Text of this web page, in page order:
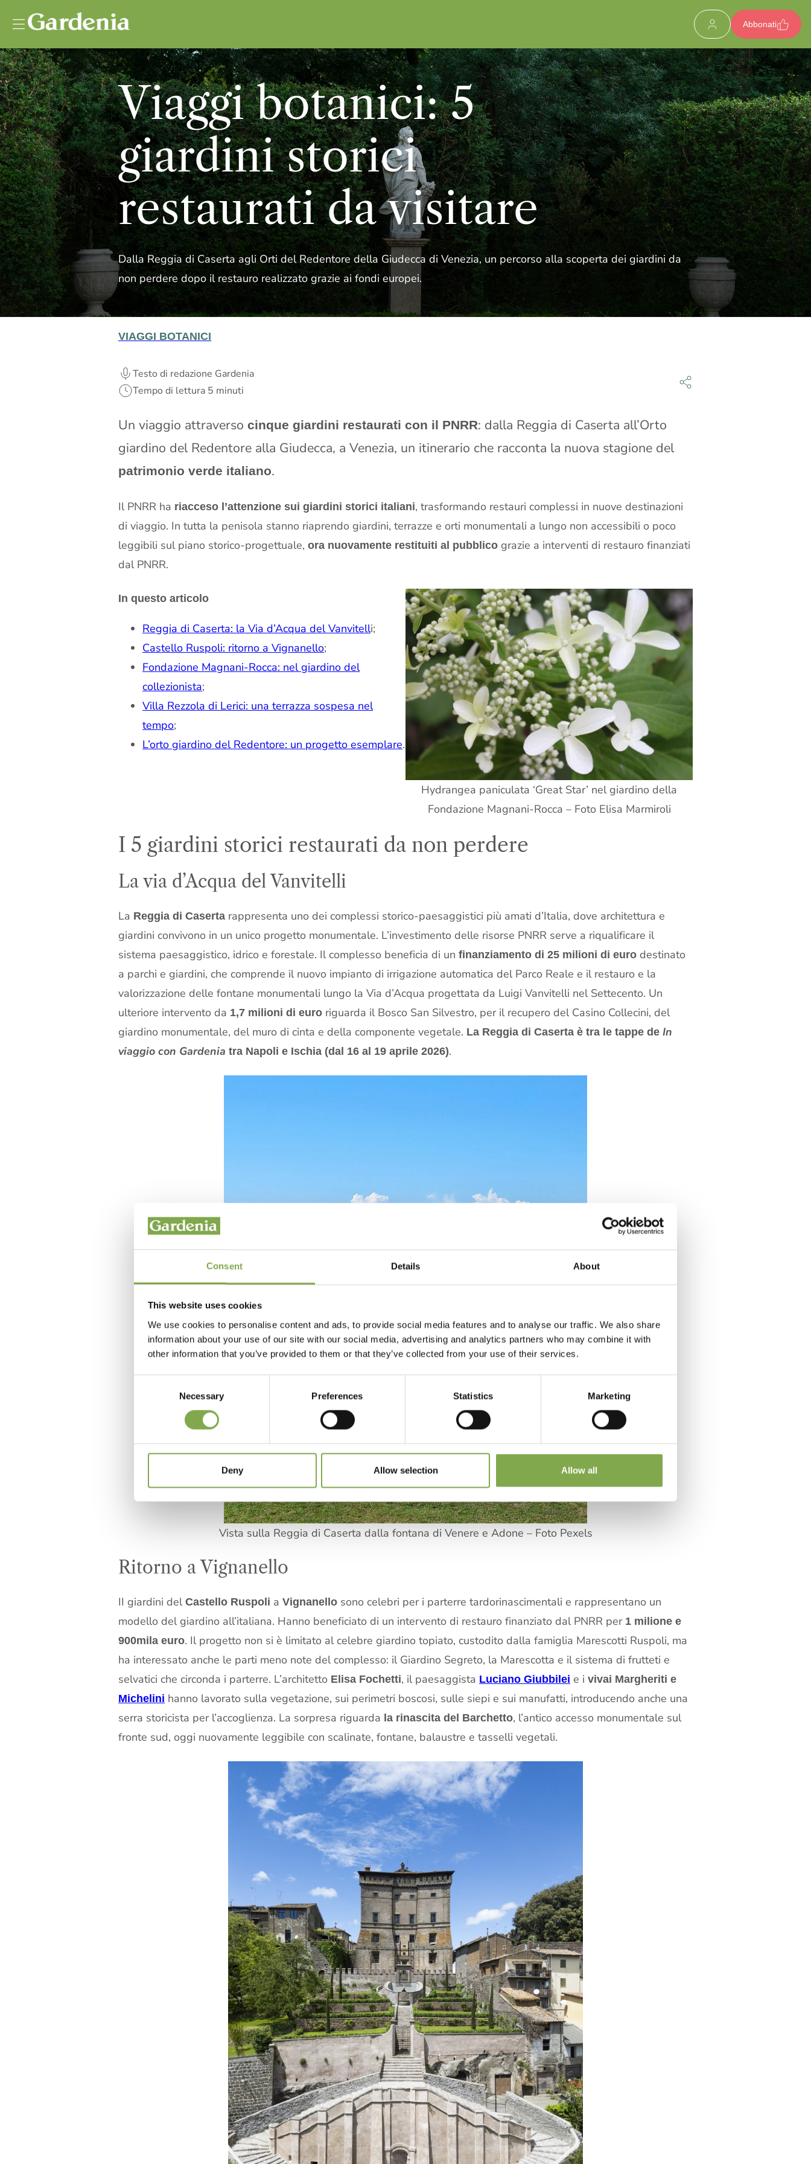
Consent Details About
This website uses cookies
We use cookies to personalise content and ads, to provide social media features and to analyse our traffic. We also share
information about your use of our site with our social media, advertising and analytics partners who may combine it with
other information that you’ve provided to them or that they’ve collected from your use of their services.
Necessary Preferences Statistics Marketing
Deny Allow selection Allow all
Abbonati
Viaggi botanici: 5
giardini storici
restaurati da visitare
Dalla Reggia di Caserta agli Orti del Redentore della Giudecca di Venezia, un percorso alla scoperta dei giardini da
non perdere dopo il restauro realizzato grazie ai fondi europei.
VIAGGI BOTANICI
Testo di redazione Gardenia
Tempo di lettura 5 minuti
Un viaggio attraverso cinque giardini restaurati con il PNRR: dalla Reggia di Caserta all’Orto
giardino del Redentore alla Giudecca, a Venezia, un itinerario che racconta la nuova stagione del
patrimonio verde italiano.
Il PNRR ha riacceso l’attenzione sui giardini storici italiani, trasformando restauri complessi in nuove destinazioni
di viaggio. In tutta la penisola stanno riaprendo giardini, terrazze e orti monumentali a lungo non accessibili o poco
leggibili sul piano storico-progettuale, ora nuovamente restituiti al pubblico grazie a interventi di restauro finanziati
dal PNRR.
In questo articolo
Reggia di Caserta: la Via d’Acqua del Vanvitelli;
Castello Ruspoli: ritorno a Vignanello;
Fondazione Magnani-Rocca: nel giardino del
collezionista;
Villa Rezzola di Lerici: una terrazza sospesa nel
tempo;
L’orto giardino del Redentore: un progetto esemplare.
Hydrangea paniculata ‘Great Star’ nel giardino della
Fondazione Magnani-Rocca – Foto Elisa Marmiroli
I 5 giardini storici restaurati da non perdere
La via d’Acqua del Vanvitelli
La Reggia di Caserta rappresenta uno dei complessi storico-paesaggistici più amati d’Italia, dove architettura e
giardini convivono in un unico progetto monumentale. L’investimento delle risorse PNRR serve a riqualificare il
sistema paesaggistico, idrico e forestale. Il complesso beneficia di un finanziamento di 25 milioni di euro destinato
a parchi e giardini, che comprende il nuovo impianto di irrigazione automatica del Parco Reale e il restauro e la
valorizzazione delle fontane monumentali lungo la Via d’Acqua progettata da Luigi Vanvitelli nel Settecento. Un
ulteriore intervento da 1,7 milioni di euro riguarda il Bosco San Silvestro, per il recupero del Casino Collecini, del
giardino monumentale, del muro di cinta e della componente vegetale. La Reggia di Caserta è tra le tappe de In
viaggio con Gardenia tra Napoli e Ischia (dal 16 al 19 aprile 2026).
Vista sulla Reggia di Caserta dalla fontana di Venere e Adone – Foto Pexels
Ritorno a Vignanello
II giardini del Castello Ruspoli a Vignanello sono celebri per i parterre tardorinascimentali e rappresentano un
modello del giardino all’italiana. Hanno beneficiato di un intervento di restauro finanziato dal PNRR per 1 milione e
900mila euro. Il progetto non si è limitato al celebre giardino topiato, custodito dalla famiglia Marescotti Ruspoli, ma
ha interessato anche le parti meno note del complesso: il Giardino Segreto, la Marescotta e il sistema di frutteti e
selvatici che circonda i parterre. L’architetto Elisa Fochetti, il paesaggista Luciano Giubbilei e i vivai Margheriti e
Michelini hanno lavorato sulla vegetazione, sui perimetri boscosi, sulle siepi e sui manufatti, introducendo anche una
serra storicista per l’accoglienza. La sorpresa riguarda la rinascita del Barchetto, l’antico accesso monumentale sul
fronte sud, oggi nuovamente leggibile con scalinate, fontane, balaustre e tasselli vegetali.